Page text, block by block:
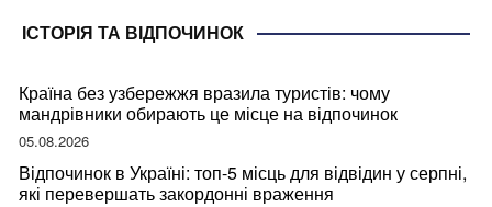
ІСТОРІЯ ТА ВІДПОЧИНОК
Країна без узбережжя вразила туристів: чому
мандрівники обирають це місце на відпочинок
05.08.2026
Відпочинок в Україні: топ-5 місць для відвідин у серпні,
які перевершать закордонні враження